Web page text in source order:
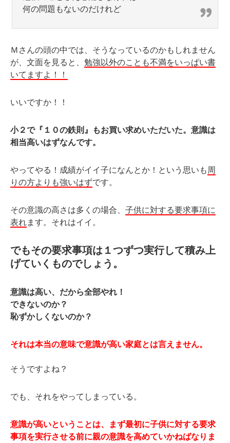
何の問題もないのだけれど
Ｍさんの頭の中では、そうなっているのかもしれません
が、文面を見ると、 勉強以外のことも不満をいっぱい書
いてますよ！！
いいですか！！
小２で『１０の鉄則』もお買い求めいただいた。意識は
相当高いはずなんです。
やってやる！成績がイイ子になんとか！という思いも 周
りの方よりも強いはずです。
その意識の高さは多くの場合、 子供に対する要求事項に
表れます。それはイイ。
でもその要求事項は１つずつ実行して積み上
げていくものでしょう。
意識は高い、だから全部やれ！
できないのか？
恥ずかしくないのか？
それは本当の意味で意識が高い家庭とは言えません。
そうですよね？
でも、それをやってしまっている。
意識が高いということは、まず最初に子供に対する要求
事項を実行させる前に親の意識を高めていかねばなりま